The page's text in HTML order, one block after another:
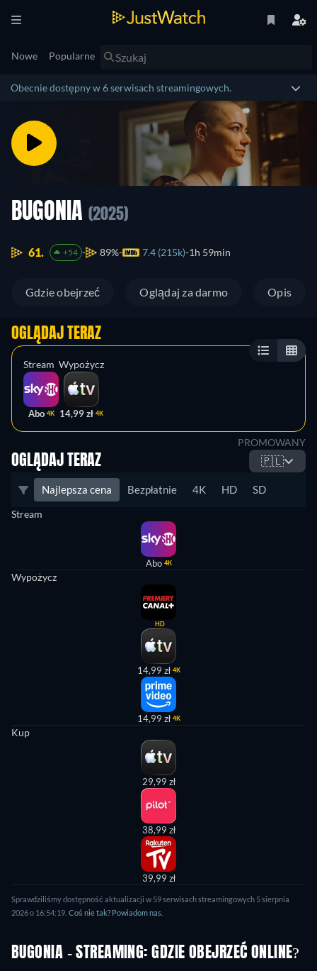
Nowe Popularne
Obecnie dostępny w 6 serwisach streamingowych.
BUGONIA (2025)
61. +54 89% 7.4 (215k) 1h 59min
Gdzie obejrzeć Oglądaj za darmo Opis
OGLĄDAJ TERAZ
Stream
Abo 4K
Wypożycz
14,99 zł 4K
PROMOWANY
OGLĄDAJ TERAZ 🇵🇱
Najlepsza cena Bezpłatnie 4K HD SD
Stream
Abo 4K
Wypożycz
HD
14,99 zł 4K
14,99 zł 4K
Kup
29,99 zł
38,99 zł
39,99 zł
Sprawdziliśmy dostępność aktualizacji w 59 serwisach streamingowych 5 sierpnia
2026 o 16:54:19. Coś nie tak? Powiadom nas.
BUGONIA - STREAMING: GDZIE OBEJRZEĆ ONLINE?